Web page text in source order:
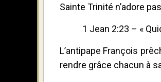
Sainte Trinité n’adore
1 Jean 2:23 – «
L’antipape François
rendre grâce chacun à